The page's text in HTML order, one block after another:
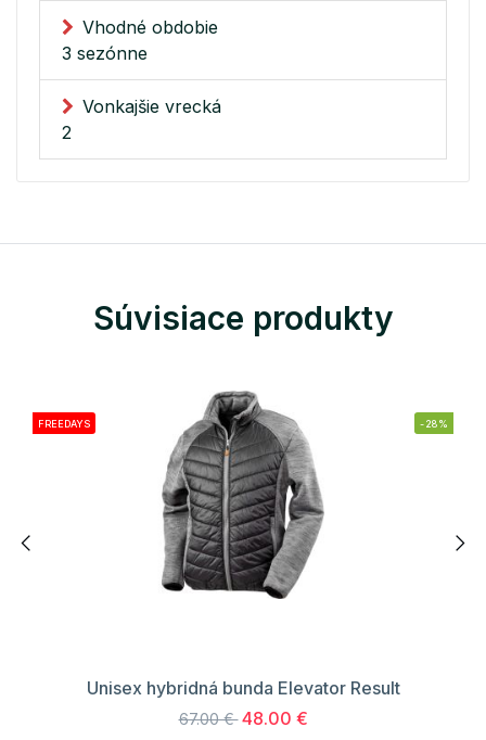
Vhodné obdobie
3 sezónne
Vonkajšie vrecká
2
Súvisiace produkty
FREEDAYS -28%
Unisex hybridná bunda Elevator Result
67.00 € 48.00 €